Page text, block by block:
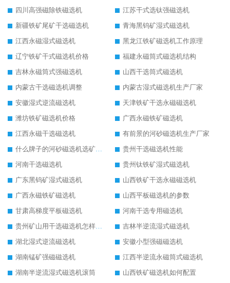
四川高强磁除铁磁选机
江苏干式选钛强磁选机
新疆铁矿尾矿干选磁选机
青海黑钨矿湿式磁选机
江西永磁湿式磁选机
黑龙江铁矿磁选机工作原理
辽宁铁矿干式磁选机价格
福建永磁筒式磁选机结构
吉林永磁筒式强磁选机
山西干选筒式磁选机
内蒙古干选磁选机调整
内蒙古湿式磁选机生产厂家
安徽湿式逆流磁选机
天津铁矿干选永磁磁选机
潍坊铁矿磁选机价格
广西永磁铁矿磁选机
江西永磁干选磁选机
有前景的河砂磁选机生产厂家
什么牌子的河砂磁选机选矿效果好
贵州干选磁选机性能
河南干选磁选机
贵州钛铁矿湿式磁选机
广东黑钨矿湿式磁选机
山西铁矿干选永磁磁选机
广西永磁铁矿磁选机
山西平板磁选机的参数
甘肃高梯度平板磁选机
河南干选专用磁选机
贵州矿山用干选磁选机怎样调磁
吉林半逆流湿式磁选机
湖北湿式逆流磁选机
安徽小型强磁磁选机
湖南锰矿强磁磁选机
江西半逆流永磁筒式磁选机
湖南半逆流湿式磁选机滚筒
山西铁矿磁选机如何配置